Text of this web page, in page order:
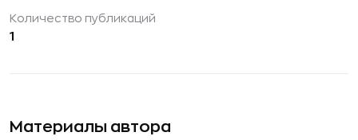
Материалы автора
Количество публикаций
1